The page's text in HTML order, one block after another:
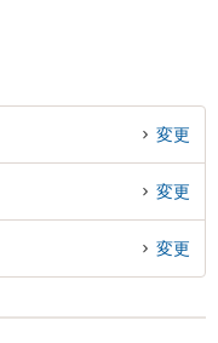
変更
変更
変更